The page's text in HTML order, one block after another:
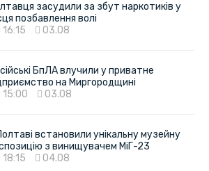
засудили за збут наркотиків у
позбавлення волі
16:15
03.08
БпЛА влучили у приватне
на Миргородщині
15:00
03.08
встановили унікальну музейну
з винищувачем МіГ-23
18:15
04.08